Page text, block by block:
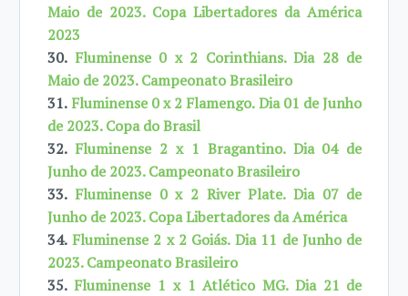
Maio de 2023. Copa Libertadores da América
2023
30. Fluminense 0 x 2 Corinthians. Dia 28 de
Maio de 2023. Campeonato Brasileiro
31.Fluminense 0 x 2 Flamengo. Dia 01 de Junho
de 2023. Copa do Brasil
32. Fluminense 2 x 1 Bragantino. Dia 04 de
Junho de 2023. Campeonato Brasileiro
33. Fluminense 0 x 2 River Plate. Dia 07 de
Junho de 2023. Copa Libertadores da América
34. Fluminense 2 x 2 Goiás. Dia 11 de Junho de
2023. Campeonato Brasileiro
35. Fluminense 1 x 1 Atlético MG. Dia 21 de